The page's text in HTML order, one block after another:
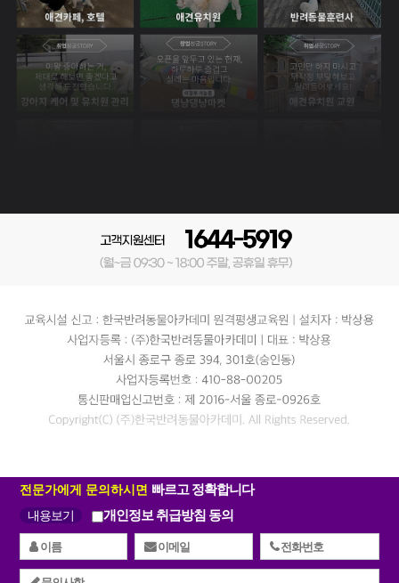
전문가에게 문의하시면 빠르고 정확합니다
내용보기 개인정보 취급방침 동의